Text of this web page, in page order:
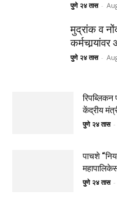
पुणे २४ तास -
मुद्रांक व
कर्मचार्‍यांवर
पुणे २४ तास -
रिपब्लिकन
केंद्रीय
पुणे २४ तास -
पाचशे
पुणे २४ तास -